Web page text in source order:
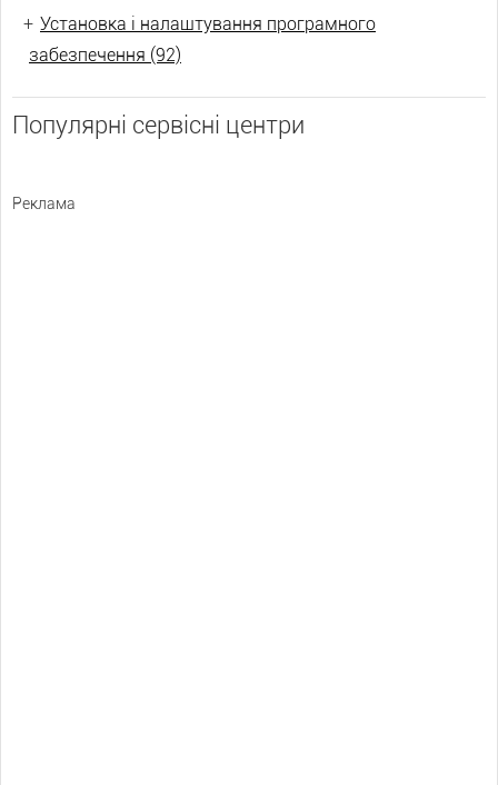
+ Установка і налаштування програмного
забезпечення (92)
Популярні сервісні центри
Реклама